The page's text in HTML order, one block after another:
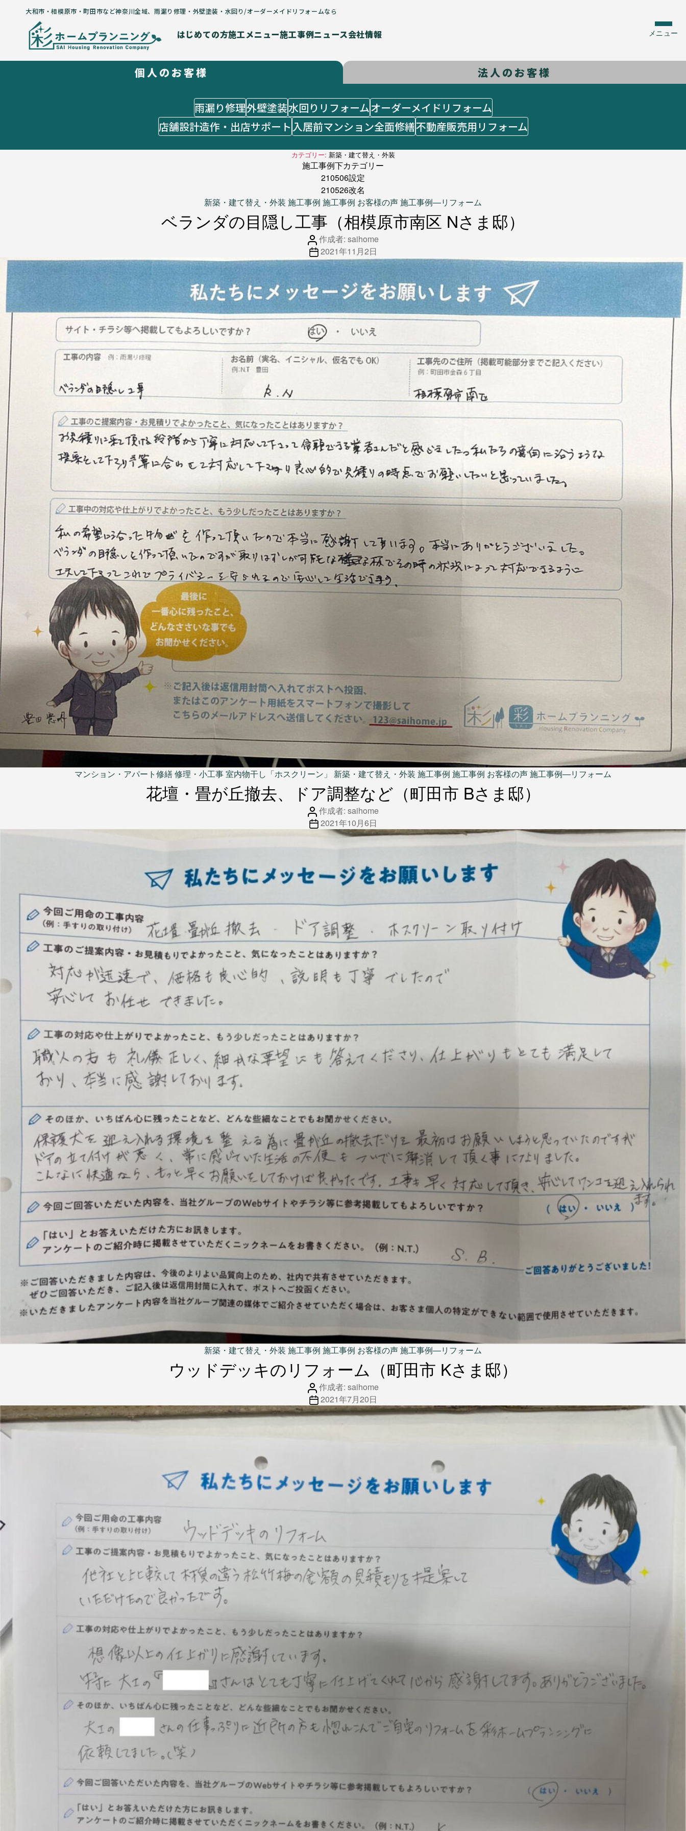
大和市・相模原市・町田市など神奈川全域、雨漏り修理・外壁塗装・水回り/オーダーメイドリフォームなら
はじめての方施工メニュー施工事例ニュース会社情報 メニュー
法人のお客様
オフィス/店舗等改装・内装デザイン
マンション大規模修繕
施工事例
ニュース
会社情報
会社案内
お問い合わせ
採用情報
個人のお客様 法人のお客様
雨漏り修理外壁塗装水回りリフォームオーダーメイドリフォーム
店舗設計造作・出店サポート 入居前マンション全面修繕不動産販売用リフォーム
カテゴリー: 新築・建て替え・外装
施工事例下カテゴリー
210506設定
210526改名
カ
テ
ゴ
リ
ー
新築・建て替え・外装 施工事例 施工事例 お客様の声施工事例―リフォーム
ベランダの目隠し工事（相模原市南区 Nさま邸）
投
稿
者
作成者: saihome
投
稿
2021年11月2日
カ
テ
ゴ
リ
ー
マンション・アパート修繕修理・小工事室内物干し「ホスクリーン」 新築・建て替え・外装 施工事例 施工事例 お客様の声施工事例―リフォーム
花壇・畳が丘撤去、ドア調整など（町田市 Bさま邸）
投
稿
作成者: saihome
投 2021年10月6日
カ
ゴ
リ
ー
新築・建て替え・外装 施工事例 施工事例 お客様の声施工事例―リフォーム
ウッドデッキのリフォーム（町田市 Kさま邸）
投
稿
者
作成者: saihome
投
稿
2021年7月20日